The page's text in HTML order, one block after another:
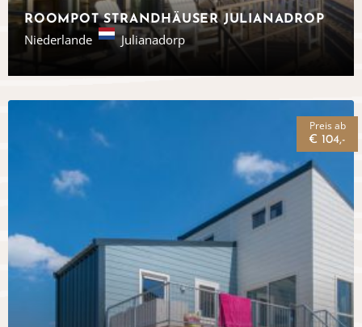
ROOMPOT STRANDHÄUSER JULIANADROP
Niederlande Julianadorp
Preis ab
€ 104,-